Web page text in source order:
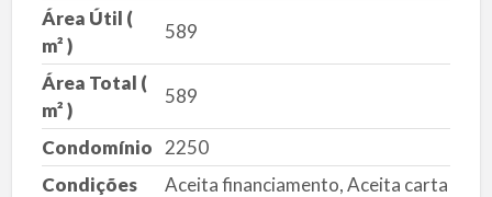
Área Útil (
m² )
589
Área Total (
m² )
589
Condomínio
2250
Condições
Aceita financiamento, Aceita carta